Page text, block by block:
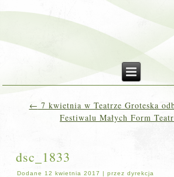
← 7 kwietnia w Teatrze Groteska
Festiwalu Małych Form
dsc_1833
Dodane 12 kwietnia 2017 |przez dyrekcja